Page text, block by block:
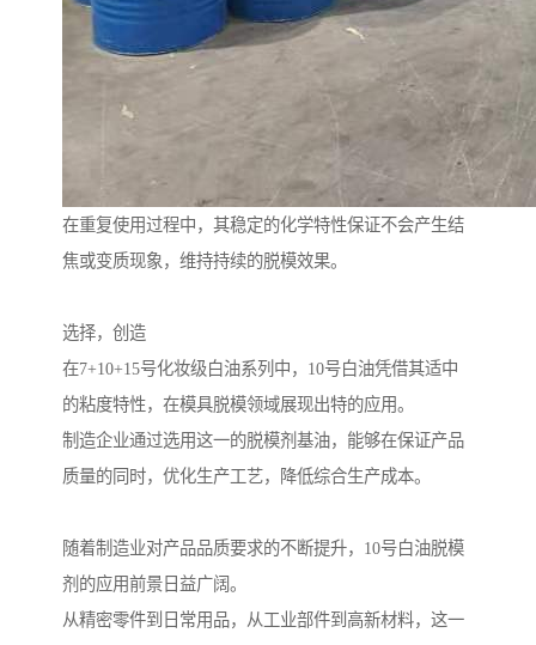
在重复使用过程中，其稳定的化学特性保证不会产生结
焦或变质现象，维持持续的脱模效果。
选择，创造
在7+10+15号化妆级白油系列中，10号白油凭借其适中
的粘度特性，在模具脱模领域展现出特的应用。
制造企业通过选用这一的脱模剂基油，能够在保证产品
质量的同时，优化生产工艺，降低综合生产成本。
随着制造业对产品品质要求的不断提升，10号白油脱模
剂的应用前景日益广阔。
从精密零件到日常用品，从工业部件到高新材料，这一